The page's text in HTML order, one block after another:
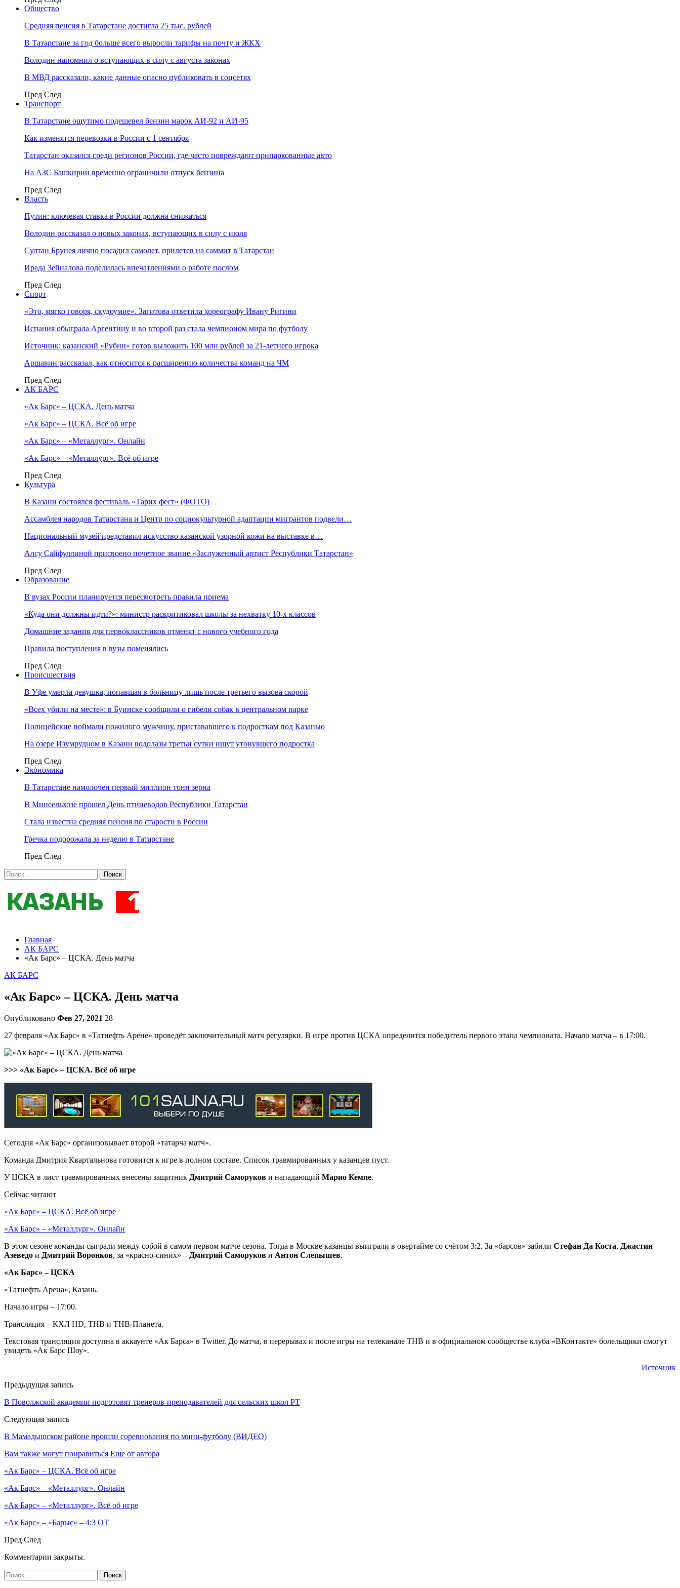
Общество
Средняя пенсия в Татарстане достигла 25 тыс. рублей
В Татарстане за год больше всего выросли тарифы на почту и ЖКХ
Володин напомнил о вступающих в силу с августа законах
В МВД рассказали, какие данные опасно публиковать в соцсетях
Пред След
Транспорт
В Татарстане ощутимо подешевел бензин марок АИ-92 и АИ-95
Как изменятся перевозки в России с 1 сентября
Татарстан оказался среди регионов России, где часто повреждают припаркованные авто
На АЗС Башкирии временно ограничили отпуск бензина
Пред След
Власть
Путин: ключевая ставка в России должна снижаться
Володин рассказал о новых законах, вступающих в силу с июля
Султан Брунея лично посадил самолет, прилетев на саммит в Татарстан
Ирада Зейналова поделилась впечатлениями о работе послом
Пред След
Спорт
«Это, мягко говоря, скудоумие». Загитова ответила хореографу Ивану Ригини
Испания обыграла Аргентину и во второй раз стала чемпионом мира по футболу
Источник: казанский «Рубин» готов выложить 100 млн рублей за 21-летнего игрока
Аршавин рассказал, как относится к расширению количества команд на ЧМ
Пред След
АК БАРС
«Ак Барс» – ЦСКА. День матча
«Ак Барс» – ЦСКА. Всё об игре
«Ак Барс» – «Металлург». Онлайн
«Ак Барс» – «Металлург». Всё об игре
Пред След
Культура
В Казани состоялся фестиваль «Тарих фест» (ФОТО)
Ассамблея народов Татарстана и Центр по социокультурной адаптации мигрантов подвели…
Национальный музей представил искусство казанской узорной кожи на выставке в…
Алсу Сайфуллиной присвоено почетное звание «Заслуженный артист Республики Татарстан»
Пред След
Образование
В вузах России планируется пересмотреть правила приема
«Куда они должны идти?»: министр раскритиковал школы за нехватку 10-х классов
Домашние задания для первоклассников отменят с нового учебного года
Правила поступления в вузы поменялись
Пред След
Происшествия
В Уфе умерла девушка, попавшая в больницу лишь после третьего вызова скорой
«Всех убили на месте»: в Буинске сообщили о гибели собак в центральном парке
Полицейские поймали пожилого мужчину, пристававшего к подросткам под Казанью
На озере Изумрудном в Казани водолазы третьи сутки ищут утонувшего подростка
Пред След
Экономика
В Татарстане намолочен первый миллион тонн зерна
В Минсельхозе прошел День птицеводов Республики Татарстан
Стала известна средняя пенсия по старости в России
Гречка подорожала за неделю в Татарстане
Пред След
Главная
АК БАРС
«Ак Барс» – ЦСКА. День матча
АК БАРС
«Ак Барс» – ЦСКА. День матча
Опубликовано Фев 27, 2021 28
27 февраля «Ак Барс» в «Татнефть Арене» проведёт заключительный матч регулярки. В игре против ЦСКА определится победитель первого этапа чемпионата. Начало матча – в 17:00.
>>> «Ак Барс» – ЦСКА. Всё об игре
Сегодня «Ак Барс» организовывает второй «татарча матч».
Команда Дмитрия Квартальнова готовится к игре в полном составе. Список травмированных у казанцев пуст.
У ЦСКА в лист травмированных внесены защитник Дмитрий Саморуков и нападающий Марио Кемпе.
Сейчас читают
«Ак Барс» – ЦСКА. Всё об игре
«Ак Барс» – «Металлург». Онлайн
В этом сезоне команды сыграли между собой в самом первом матче сезона. Тогда в Москве казанцы выиграли в овертайме со счётом 3:2. За «барсов» забили Стефан Да Коста, Джастин
Азеведо и Дмитрий Воронков, за «красно-синих» – Дмитрий Саморуков и Антон Слепышев.
«Ак Барс» – ЦСКА
«Татнефть Арена», Казань.
Начало игры – 17:00.
Трансляция – КХЛ HD, ТНВ и ТНВ-Планета.
Текстовая трансляция доступна в аккаунте «Ак Барса» в Twitter. До матча, в перерывах и после игры на телеканале ТНВ и в официальном сообществе клуба «ВКонтакте» болельщики смогут
увидеть «Ак Барс Шоу».
Источник
Предыдущая запись
В Поволжской академии подготовят тренеров-преподавателей для сельских школ РТ
Следующая запись
В Мамадышском районе прошли соревнования по мини-футболу (ВИДЕО)
Вам также могут понравиться Еще от автора
«Ак Барс» – ЦСКА. Всё об игре
«Ак Барс» – «Металлург». Онлайн
«Ак Барс» – «Металлург». Всё об игре
«Ак Барс» – «Барыс» – 4:3 ОТ
Пред След
Комментарии закрыты.